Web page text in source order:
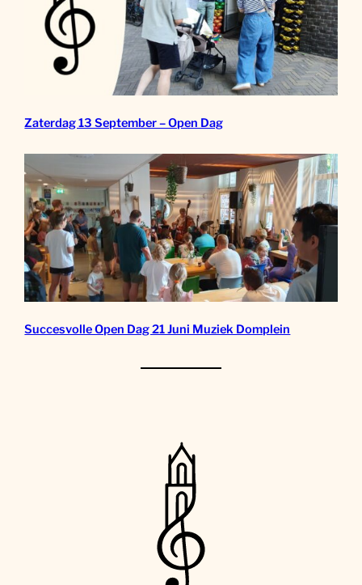
Zaterdag 13 September – Open Dag
Succesvolle Open Dag 21 Juni Muziek Domplein